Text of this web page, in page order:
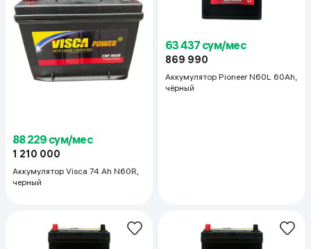
88 229 сум/мес
1 210 000
Аккумулятор Visca 74 Ah N60R,
черный
63 437 сум/мес
869 990
Аккумулятор Pioneer N60L 60Ah,
чёрный